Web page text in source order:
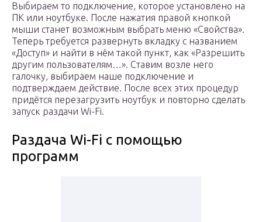
Выбираем то подключение, которое установлено на
ПК или ноутбуке. После нажатия правой кнопкой
мыши станет возможным выбрать меню «Свойства».
Теперь требуется развернуть вкладку с названием
«Доступ» и найти в нём такой пункт, как «Разрешить
другим пользователям…». Ставим возле него
галочку, выбираем наше подключение и
подтверждаем действие. После всех этих процедур
придётся перезагрузить ноутбук и повторно сделать
запуск раздачи Wi-Fi.
Раздача Wi-Fi с помощью
программ